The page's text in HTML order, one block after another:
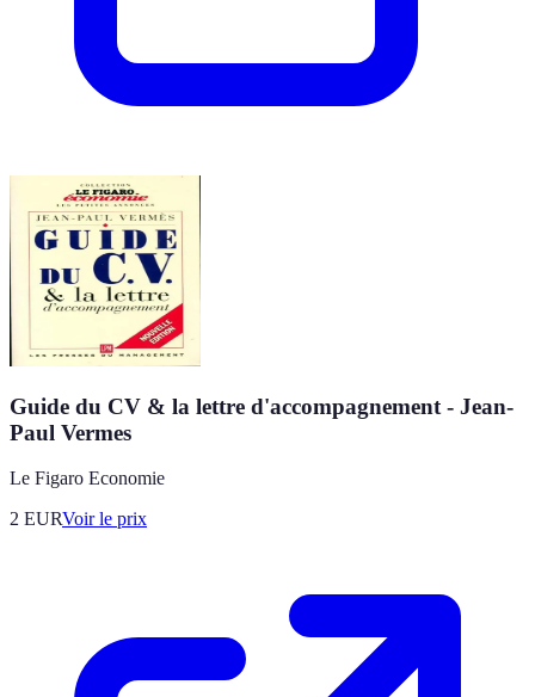
Guide du CV & la lettre d'accompagnement - Jean-
Paul Vermes
Le Figaro Economie
2 EURVoir le prix